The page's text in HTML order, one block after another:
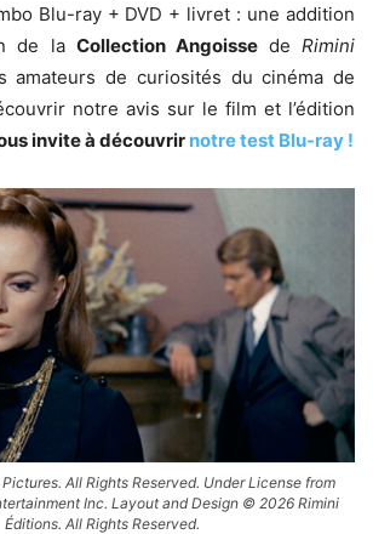
Blu-ray + DVD + livret : une addition
de la Collection AngoissedeRimini
amateurs de curiosités du cinéma de
notre avis sur le film et l’édition
invite à découvrir notre test Blu-ray !
All Rights Reserved. Under License from
Inc. Layout and Design © 2026 Rimini
Éditions. All Rights Reserved.